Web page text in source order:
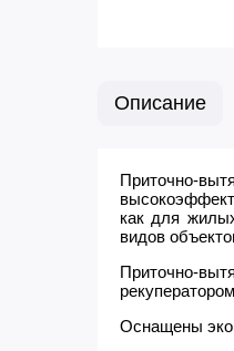
Описание
Приточно-
как для
видов
Приточно-
Оснащены